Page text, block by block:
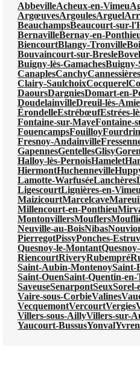
AbbevilleAcheux-en-Vimeu
ArgœuvesArgoulesArguel
BeauchampsBeaucourt-sur-
BernavilleBernay-en-
BiencourtBlangy-Tronville
Bouvaincourt-sur-Bresle
Buigny-lès-Gamaches
CanaplesCanchy
Clairy-SaulchoixCocquerel
DaoursDargniesDomart-en-
DoudelainvilleDreuil-lès-
ÉrondelleEstrébœufEstrées-
Fontaine-sur-MayeFontaine-
FouencampsFouilloy
Fresnoy-Andainville
GapennesGentellesGlisy
Halloy-lès-PernoisHamelet
HiermontHuchenneville
Lamotte-WarfuséeLanchères
LigescourtLignières-en-
MaizicourtMarcelcave
Millencourt-en-Ponthieu
MontonvillersMouflers
Neuville-au-BoisNibas
PierregotPissyPonches-
Quesnoy-le-Montant
RiencourtRiveryRubempré
Saint-Aubin-MontenoySaint-
Saint-OuenSaint-Quentin-
SaveuseSenarpontSeuxSorel-
Vaire-sous-CorbieValines
VecquemontVercourtVergies
Villers-sous-AillyVillers-sur-
Yaucourt-BussusYonval